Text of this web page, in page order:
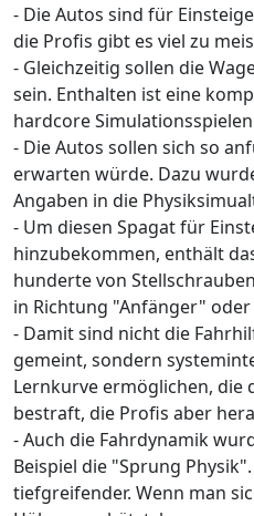
- Die Autos sind für
die Profis gibt es viel zu
- Gleichzeitig sollen die
sein. Enthalten ist eine
hardcore
- Die Autos sollen sich so
erwarten würde. Dazu
Angaben in die
- Um diesen Spagat für
hinzubekommen, enthält
hunderte von
in Richtung "Anfänger"
- Damit sind nicht die
gemeint, sondern
Lernkurve ermöglichen, die
bestraft, die Profis aber
- Auch die Fahrdynamik
Beispiel die "Sprung
tiefgreifender. Wenn man